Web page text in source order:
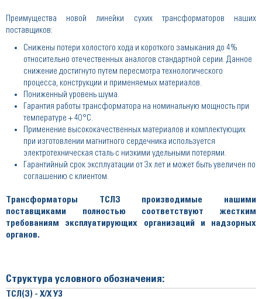
Преимущества новой линейки сухих трансформаторов наших
поставщиков:
Снижены потери холостого хода и короткого замыкания до 4%
относительно отечественных аналогов стандартной серии. Данное
снижение достигнуто путем пересмотра технологического
процесса, конструкции и применяемых материалов.
Пониженный уровень шума.
Гарантия работы трансформатора на номинальную мощность при
температуре + 40°С.
Применение высококачественных материалов и комплектующих
при изготовлении магнитного сердечника используется
электротехническая сталь с низкими удельными потерями.
Гарантийный срок эксплуатации от 3х лет и может быть увеличен по
соглашению с клиентом.
Трансформаторы ТСЛЗ производимые нашими
поставщиками полностью соответствуют жестким
требованиям эксплуатирующих организаций и надзорных
органов.
Структура условного обозначения:
ТСЛ(З) - Х/Х У3